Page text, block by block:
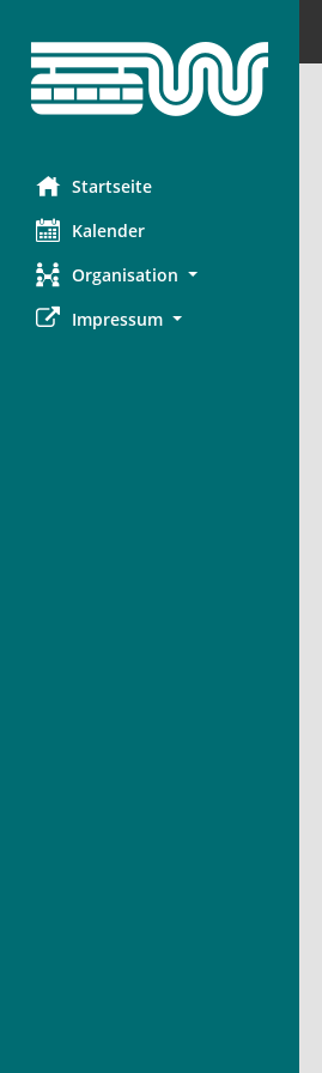
Startseite
Kalender
Organisation
Impressum